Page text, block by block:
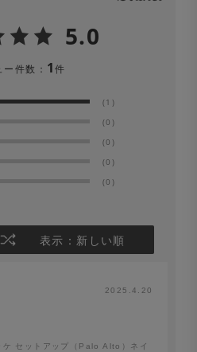
ないでください。
くと、色が落ちる場合があり
すぐに日陰でつり干しにしてく
5.0
ー件数： 1件
(1)
(0)
(0)
(0)
(0)
表示：新しい順
2025.4.20
ケ セットアップ（Palo Alto）ネイ